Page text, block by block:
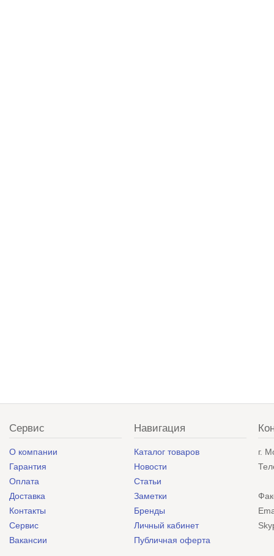
Сервис
О компании
Гарантия
Оплата
Доставка
Контакты
Сервис
Вакансии
Навигация
Каталог товаров
Новости
Статьи
Заметки
Бренды
Личный кабинет
Публичная оферта
г.